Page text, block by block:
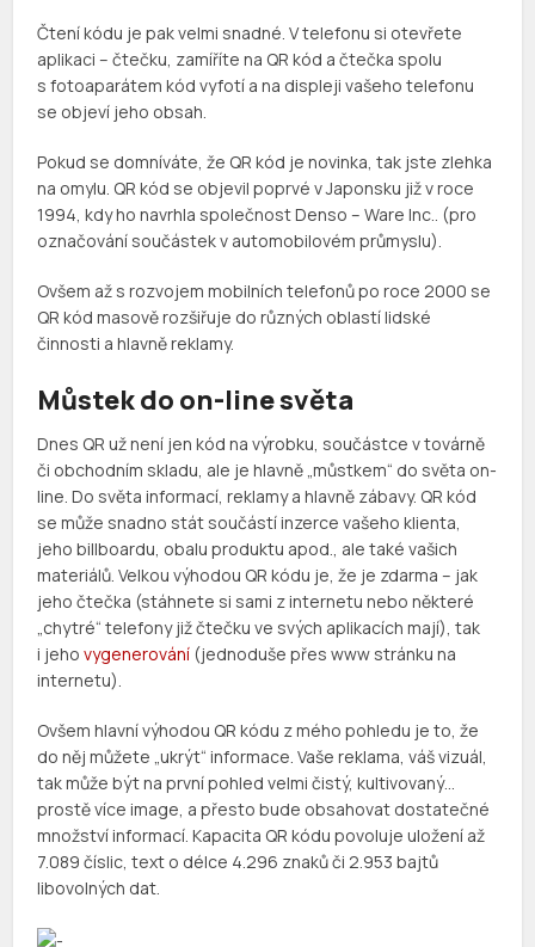
Čtení kódu je pak velmi snadné. V telefonu si otevřete
aplikaci – čtečku, zamíříte na QR kód a čtečka spolu
s fotoaparátem kód vyfotí a na displeji vašeho telefonu
se objeví jeho obsah.
Pokud se domníváte, že QR kód je novinka, tak jste zlehka
na omylu. QR kód se objevil poprvé v Japonsku již v roce
1994, kdy ho navrhla společnost Denso – Ware Inc.. (pro
označování součástek v automobilovém průmyslu).
Ovšem až s rozvojem mobilních telefonů po roce 2000 se
QR kód masově rozšiřuje do různých oblastí lidské
činnosti a hlavně reklamy.
Můstek do on-line světa
Dnes QR už není jen kód na výrobku, součástce v továrně
či obchodním skladu, ale je hlavně „můstkem“ do světa on-
line. Do světa informací, reklamy a hlavně zábavy. QR kód
se může snadno stát součástí inzerce vašeho klienta,
jeho billboardu, obalu produktu apod., ale také vašich
materiálů. Velkou výhodou QR kódu je, že je zdarma – jak
jeho čtečka (stáhnete si sami z internetu nebo některé
„chytré“ telefony již čtečku ve svých aplikacích mají), tak
i jehovygenerování (jednoduše přes www stránku na
internetu).
Ovšem hlavní výhodou QR kódu z mého pohledu je to, že
do něj můžete „ukrýt“ informace. Vaše reklama, váš vizuál,
tak může být na první pohled velmi čistý, kultivovaný…
prostě více image, a přesto bude obsahovat dostatečné
množství informací. Kapacita QR kódu povoluje uložení až
7.089 číslic, text o délce 4.296 znaků či 2.953 bajtů
libovolných dat.